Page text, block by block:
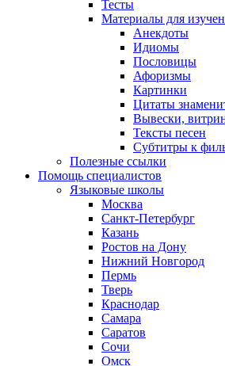
Тесты
Материалы для
Анекдоты
Идиомы
Пословицы
Афоризмы
Картинки
Цитаты
Вывески,
Тексты песен
Субтитры к
Полезные ссылки
Помощь специалистов
Языковые школы
Москва
Санкт-Петербург
Казань
Ростов на Дону
Нижний Новгород
Пермь
Тверь
Краснодар
Самара
Саратов
Сочи
Омск